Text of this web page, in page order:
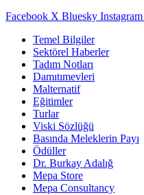
Facebook X Bluesky Instagram
Temel Bilgiler
Sektörel Haberler
Tadım Notları
Damıtımevleri
Malternatif
Eğitimler
Turlar
Viski Sözlüğü
Basında Meleklerin Payı
Ödüller
Dr. Burkay Adalığ
Mepa Store
Mepa Consultancy